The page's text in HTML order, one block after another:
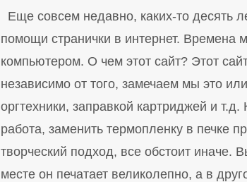
Еще совсем недавно, каких-то десять
помощи странички в интернет. Времена
компьютером. О чем этот сайт? Этот
независимо от того, замечаем мы это
оргтехники, заправкой картриджей и
работа, заменить термопленку в печке
творческий подход, все обстоит иначе.
месте он печатает великолепно, а в